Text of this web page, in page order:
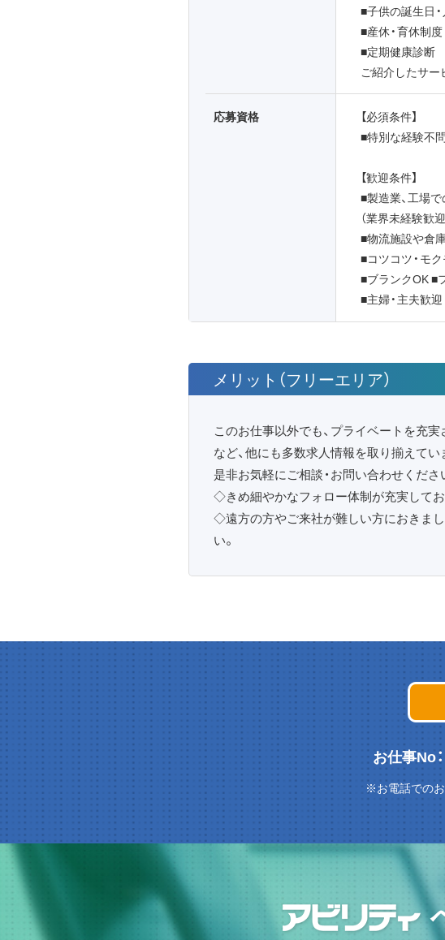
■子供の誕生日
■産休・育休制度
■定期健康診断
ご紹介したサー
応募資格
【必須条件】
■特別な経験不問
【歓迎条件】
■製造業、工場
（業界未経験歓
■物流施設や倉
■コツコツ・モ
■ブランクOK ■
■主婦・主夫歓
メリット（フリーエリア）
このお仕事以外でも、プライベートを充
など、他にも多数求人情報を取り揃えてい
是非お気軽にご相談・お問い合わせくださ
◇きめ細やかなフォロー体制が充実して
◇遠方の方やご来社が難しい方におきま
い。
お仕事No：
※お電話でのお